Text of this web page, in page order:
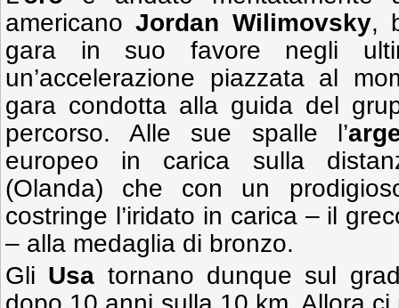
americanoJordan Wilimovsky,
gara in suo favore negli
un’accelerazione piazzata al
gara condotta alla guida del
percorso. Alle sue spalle l’
europeo in carica sulla
(Olanda) che con un
costringe l’iridato in carica – il
– alla medaglia di bronzo.
Gli Usa tornano dunque sul